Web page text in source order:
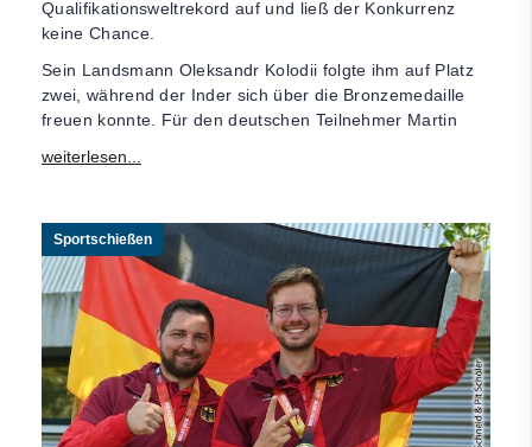
Qualifikationsweltrekord auf und ließ der Konkurrenz
keine Chance.
Sein Landsmann Oleksandr Kolodii folgte ihm auf Platz
zwei, während der Inder sich über die Bronzemedaille
freuen konnte. Für den deutschen Teilnehmer Martin
Sportschießen